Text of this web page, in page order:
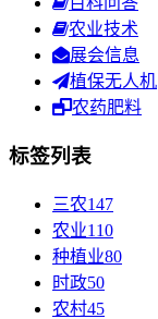
农业技术
展会信息
植保无人机
农药肥料
标签列表
三农147
农业110
种植业80
时政50
农村45